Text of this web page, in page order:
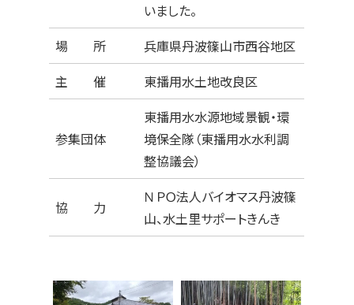
いました。
場 所
兵庫県丹波篠山市西谷地区
主 催
東播用水土地改良区
参集団体
東播用水水源地域景観・環
境保全隊（東播用水水利調
整協議会）
協 力
ＮＰＯ法人バイオマス丹波篠
山、水土里サポートきんき